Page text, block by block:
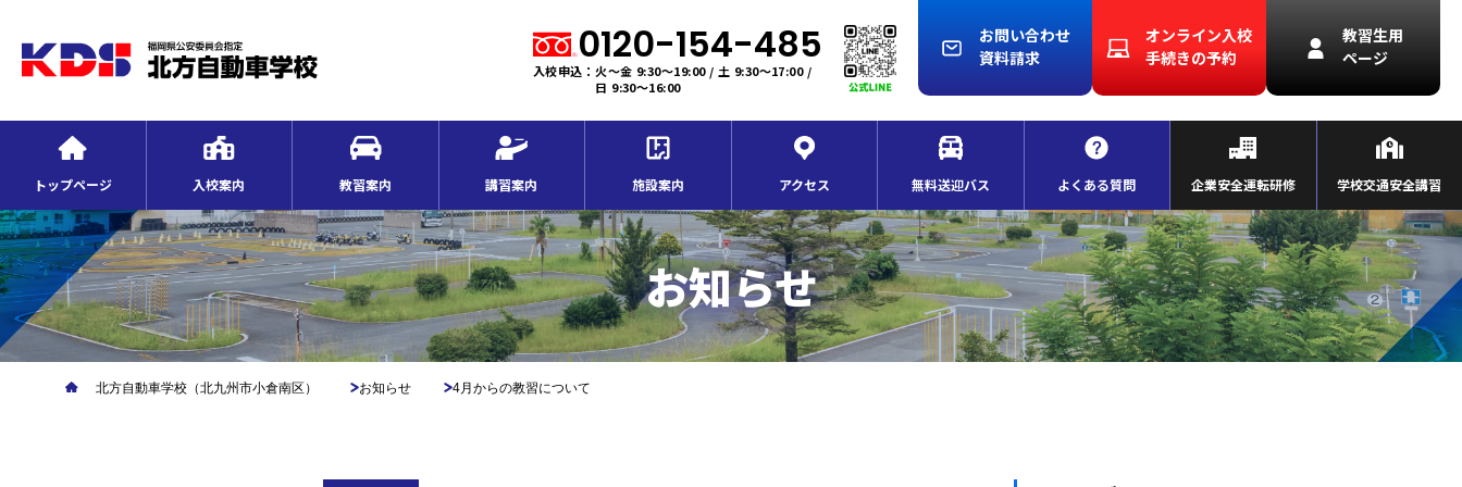
0120-154-485
入校申込：火～金 9:30～19:00 / 土 9:30～17:00 /
日 9:30～16:00
お問い合わせ
資料請求
オンライン入校
手続きの予約
教習生用
ページ
トップページ 入校案内 教習案内 講習案内 施設案内 アクセス 無料送迎バス よくある質問 企業安全運転研修 学校交通安全講習
お知らせ
北方自動車学校（北九州市小倉南区） お知らせ 4月からの教習について